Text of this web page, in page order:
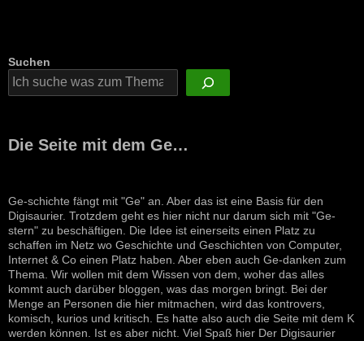
Suchen
Die Seite mit dem Ge…
Ge-schichte fängt mit "Ge" an. Aber das ist eine Basis für den
Digisaurier. Trotzdem geht es hier nicht nur darum sich mit "Ge-
stern" zu beschäftigen. Die Idee ist einerseits einen Platz zu
schaffen im Netz wo Geschichte und Geschichten von Computer,
Internet & Co einen Platz haben. Aber eben auch Ge-danken zum
Thema. Wir wollen mit dem Wissen von dem, woher das alles
kommt auch darüber bloggen, was das morgen bringt. Bei der
Menge an Personen die hier mitmachen, wird das kontrovers,
komisch, kurios und kritisch. Es hatte also auch die Seite mit dem K
werden können. Ist es aber nicht. Viel Spaß hier Der Digisaurier